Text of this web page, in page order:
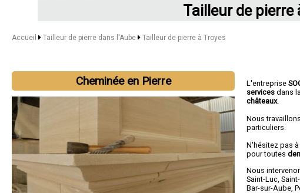
Tailleur de pierre
Accueil Tailleur de pierre dans l'Aube Tailleur de pierre à Troyes
Cheminée en Pierre L'entreprise
services dans
châteaux.
Nous
particuliers.
N'hésitez pas
pour toutes
Nous
Saint-Luc ,
Bar-sur-Aube ,